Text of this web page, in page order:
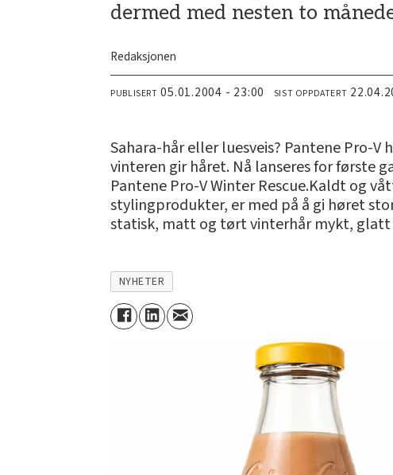
dermed med nesten to
Redaksjonen
PUBLISERT 05.01.2004 - 23:00 SIST OPPDATERT
Sahara-hår eller luesveis? Pantene Pro-
vinteren gir håret. Nå lanseres for første
Pantene Pro-V Winter Rescue.Kaldt og
stylingprodukter, er med på å gi høret
statisk, matt og tørt vinterhår mykt, glatt
NYHETER